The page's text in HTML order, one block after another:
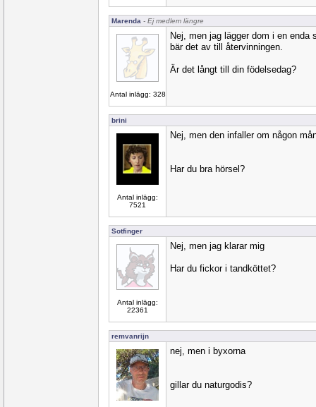
Marenda - Ej medlem längre
Antal inlägg: 328
Nej, men jag lägger dom i en enda
bär det av till återvinningen.
Är det långt till din födelsedag?
brini
Antal inlägg:
7521
Nej, men den infaller om någon
Har du bra hörsel?
Sotfinger
Antal inlägg:
22361
Nej, men jag klarar mig
Har du fickor i tandköttet?
remvanrijn
nej, men i byxorna
gillar du naturgodis?